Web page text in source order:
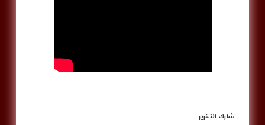
شارك التقرير